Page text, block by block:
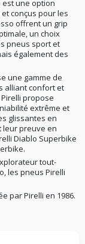
de contact au sol
également,
(Ideal Contour
contact au sol
plus grande
notera aussi que
sur piste
sur surface
Moto, des
une adhérence
(Gomme
sur les flancs.). On
II, par exemple.
Pour
des plus grandes
en 2011, aux
ou encore au Bol
très actif sur le
de produits. Sportifs
est une option
conçus pour les
offrent un grip
un choix
pneus sport et
également des
une gamme de
alliant confort et
propose
extrême et
glissantes en
leur preuve en
Diablo Superbike
tout-
les pneus Pirelli
par Pirelli en 1986.